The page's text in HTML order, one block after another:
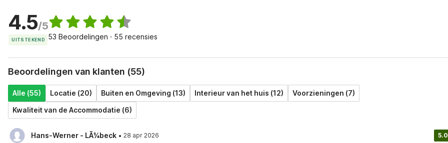
4.5/5
UITSTEKEND 53 Beoordelingen · 55 recensies
Beoordelingen van klanten (55)
Alle (55) Locatie (20) Buiten en Omgeving (13) Interieur van het huis (12)
Voorzieningen (7)
Kwaliteit van de Accommodatie (6)
Hans-Werner - LÃ¼beck · 28 apr 2026 5.0